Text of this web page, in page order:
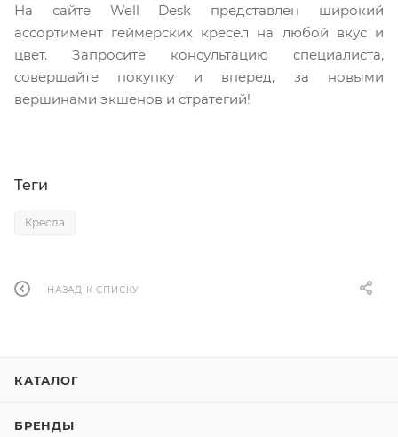
На сайте Well Desk представлен широкий
ассортимент геймерских кресел на любой вкус и
цвет. Запросите консультацию специалиста,
совершайте покупку и вперед, за новыми
вершинами экшенов и стратегий!
Теги
Кресла
НАЗАД К СПИСКУ
КАТАЛОГ
БРЕНДЫ